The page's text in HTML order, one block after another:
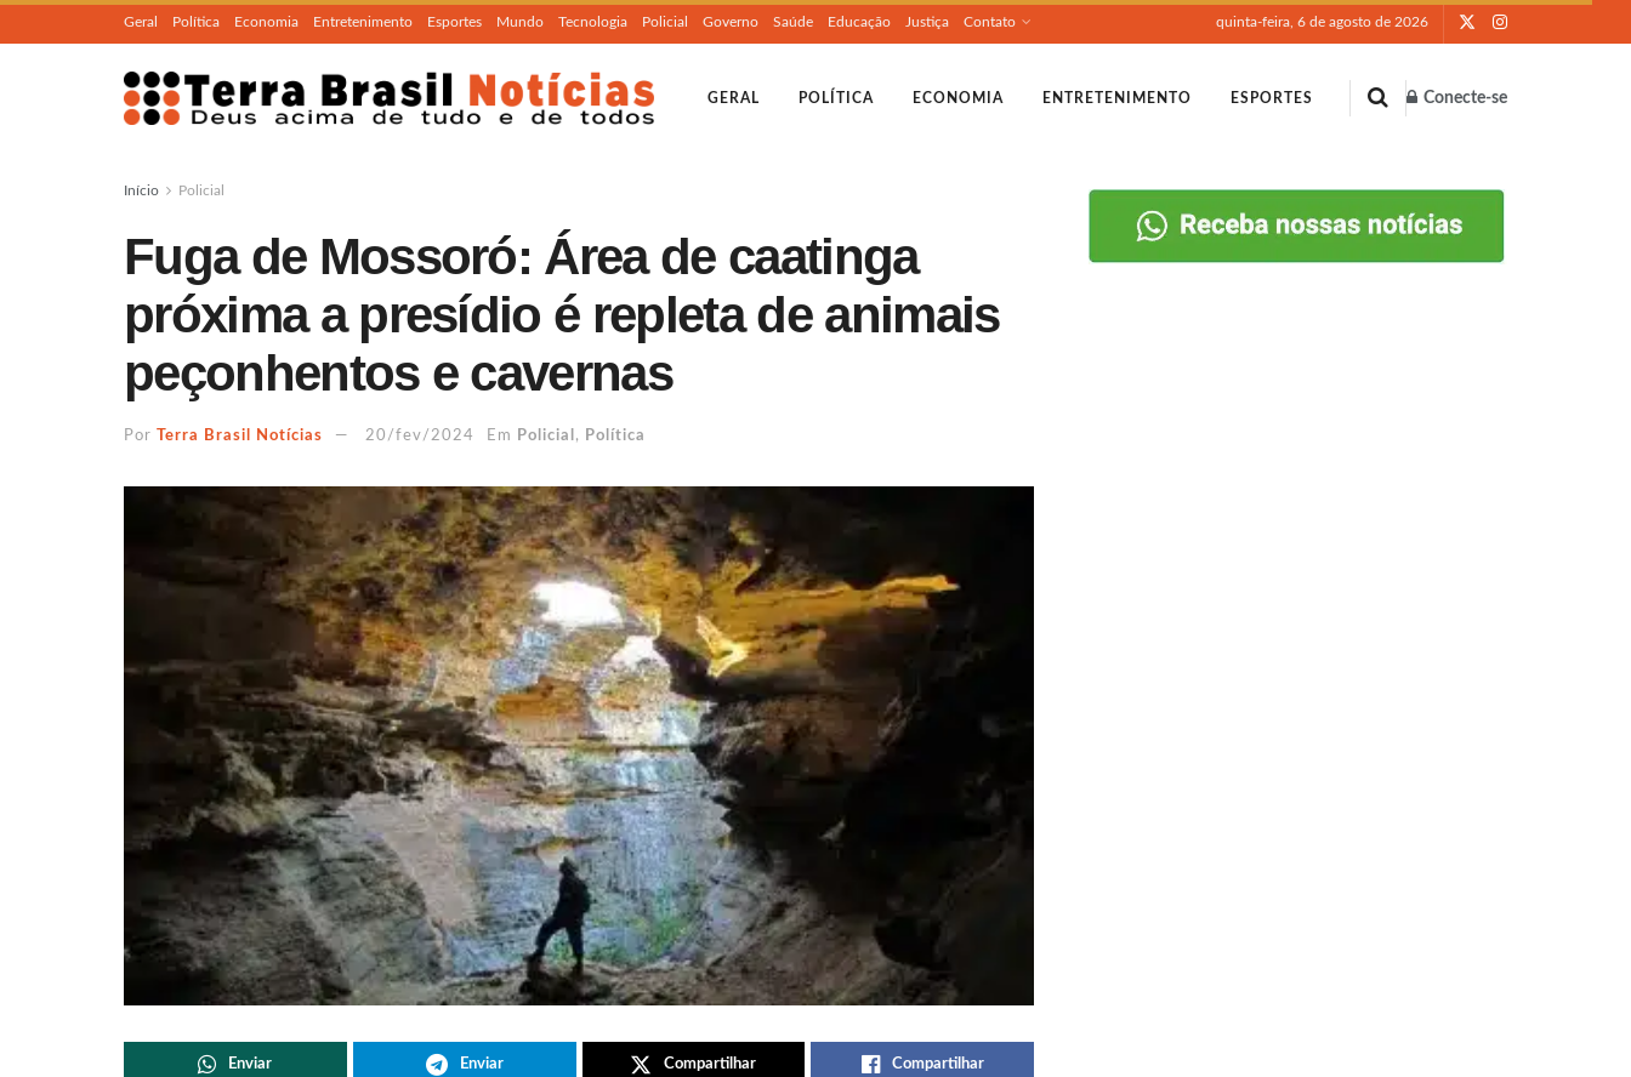
Geral Política Economia Entretenimento Esportes Mundo Tecnologia Policial Governo Saúde Educação Justiça Contato quinta-feira, 6 de agosto de 2026
GERAL POLÍTICA ECONOMIA ENTRETENIMENTO ESPORTES Conecte-se
Início Policial
Fuga de Mossoró: Área de caatinga
próxima a presídio é repleta de animais
peçonhentos e cavernas
Por Terra Brasil Notícias 20/fev/2024 Em Policial , Política
Enviar Enviar Compartilhar Compartilhar